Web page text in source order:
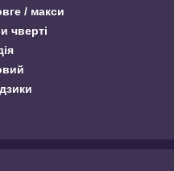
/ макси
чверті